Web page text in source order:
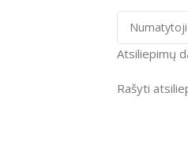
Atsiliepimų
Rašyti